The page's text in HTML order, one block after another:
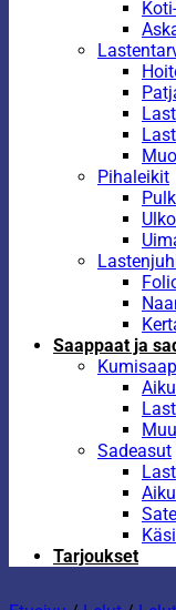
Pihaleikit
Saappaat ja
Sadeasut
Tarjoukset